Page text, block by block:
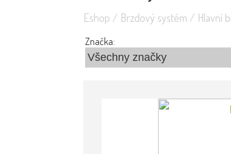
Eshop / Brzdový systém / Hlavní
Značka: